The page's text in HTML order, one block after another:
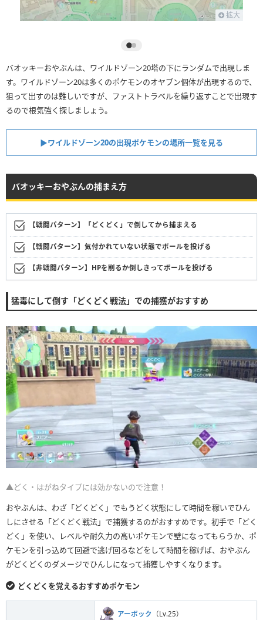
拡大
バオッキーおやぶんは、ワイルドゾーン20塔の下にランダムで出現しま
す。ワイルドゾーン20は多くのポケモンのオヤブン個体が出現するので、
狙って出すのは難しいですが、ファストトラベルを繰り返すことで出現す
るので根気強く探しましょう。
▶︎ワイルドゾーン20の出現ポケモンの場所一覧を見る
バオッキーおやぶんの捕まえ方
【戦闘パターン】「どくどく」で倒してから捕まえる
【戦闘パターン】気付かれていない状態でボールを投げる
【非戦闘パターン】HPを削るか倒しきってボールを投げる
猛毒にして倒す「どくどく戦法」での捕獲がおすすめ
▲どく・はがねタイプには効かないので注意！
おやぶんは、わざ「どくどく」でもうどく状態にして時間を稼いでひん
しにさせる「どくどく戦法」で捕獲するのがおすすめです。初手で「どく
どく」を使い、レベルや耐久力の高いポケモンで壁になってもらうか、ポ
ケモンを引っ込めて回避で逃げ回るなどをして時間を稼げば、おやぶん
がどくどくのダメージでひんしになって捕獲しやすくなります。
どくどくを覚えるおすすめポケモン
アーボック （Lv.25）